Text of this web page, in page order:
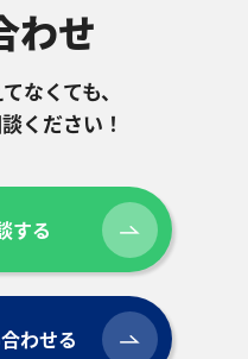
わせ
なくても、
ください！
する
わせる